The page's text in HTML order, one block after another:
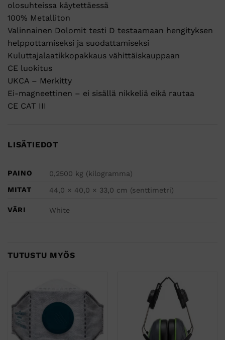
olosuhteissa käytettäessä
100% Metalliton
Valinnainen Dolomit testi D testaamaan hengityksen
helppottamiseksi ja suodattamiseksi
Kuluttajalaatikkopakkaus vähittäiskauppaan
CE luokitus
UKCA – Merkitty
Ei-magneettinen – ei sisällä nikkeliä eikä rautaa
CE CAT III
LISÄTIEDOT
PAINO
0,2500 kg (kilogramma)
MITAT
44,0 × 40,0 × 33,0 cm (senttimetri)
VÄRI White
TUTUSTU MYÖS